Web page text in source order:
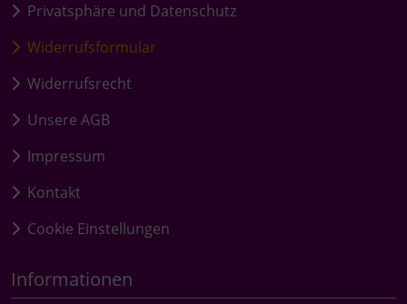
Privatsphäre und Datenschutz
Widerrufsformular
Widerrufsrecht
Unsere AGB
Impressum
Kontakt
Cookie Einstellungen
Informationen